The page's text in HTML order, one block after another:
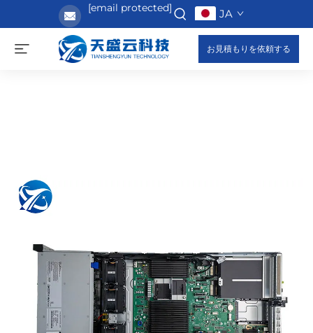
[email protected] JA
お見積もりを依頼する